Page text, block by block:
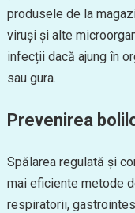
produsele de la
viruși și alte
infecții dacă ajung în
sau gura.
Prevenirea
Spălarea regulată și
mai eficiente metode
respiratorii,